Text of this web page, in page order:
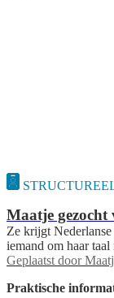
Maatje gezocht
Ze krijgt
iemand om haar
Geplaatst door
Praktische